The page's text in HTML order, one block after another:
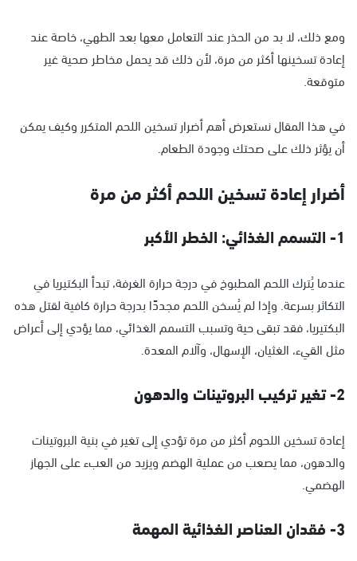
ومع ذلك، لا بد من الحذر عند التعامل معها بعد الطهي، خاصة عند
إعادة تسخينها أكثر من مرة، لأن ذلك قد يحمل مخاطر صحية غير
متوقعة.
في هذا المقال نستعرض أهم أضرار تسخين اللحم المتكرر وكيف يمكن
أن يؤثر ذلك على صحتك وجودة الطعام.
أضرار إعادة تسخين اللحم أكثر من مرة
1- التسمم الغذائي: الخطر الأكبر
عندما يُترك اللحم المطبوخ في درجة حرارة الغرفة، تبدأ البكتيريا في
التكاثر بسرعة. وإذا لم يُسخن اللحم مجددًا بدرجة حرارة كافية لقتل هذه
البكتيريا، فقد تبقى حية وتسبب التسمم الغذائي، مما يؤدي إلى أعراض
مثل القيء، الغثيان، الإسهال، وآلام المعدة.
2- تغير تركيب البروتينات والدهون
إعادة تسخين اللحوم أكثر من مرة تؤدي إلى تغير في بنية البروتينات
والدهون، مما يصعب من عملية الهضم ويزيد من العبء على الجهاز
الهضمي.
3- فقدان العناصر الغذائية المهمة